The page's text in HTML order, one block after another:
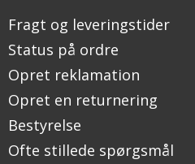
Fragt og leveringstider
Status på ordre
Opret reklamation
Opret en returnering
Bestyrelse
Ofte stillede spørgsmål